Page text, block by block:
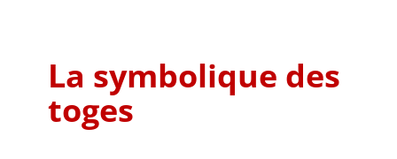
La symbolique des
toges